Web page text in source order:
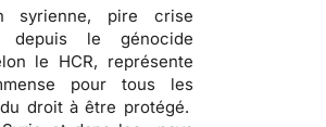
syrienne, pire crise
depuis le génocide
le HCR, représente
pour tous les
droit à être protégé.